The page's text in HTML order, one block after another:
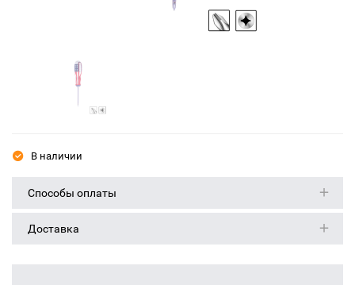
В наличии
Способы оплаты
Доставка